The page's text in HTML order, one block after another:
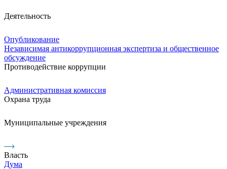
Деятельность
Опубликование
Независимая антикоррупционная экспертиза и общественное
обсуждение
Противодействие коррупции
Административная комиссия
Охрана труда
Муниципальные учреждения
Власть
Дума